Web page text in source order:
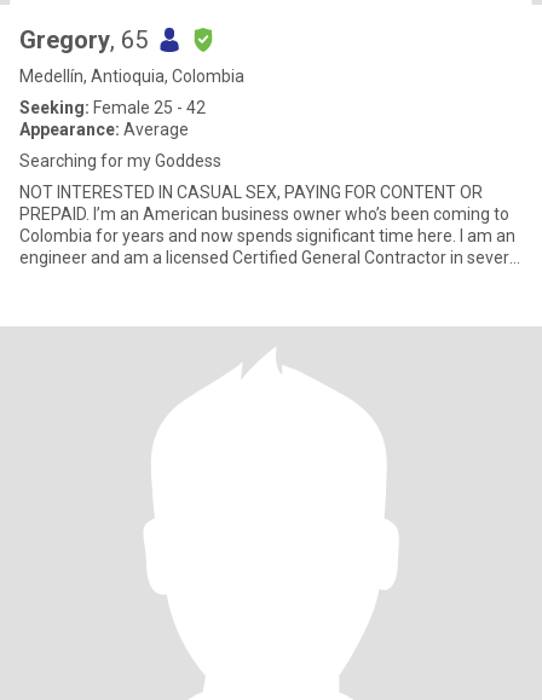
Gregory, 65
Medellín, Antioquia, Colombia
Seeking: Female 25 - 42
Appearance: Average
Searching for my Goddess
NOT INTERESTED IN CASUAL SEX, PAYING FOR CONTENT OR
PREPAID. I’m an American business owner who’s been coming to
Colombia for years and now spends significant time here. I am an
engineer and am a licensed Certified General Contractor in several